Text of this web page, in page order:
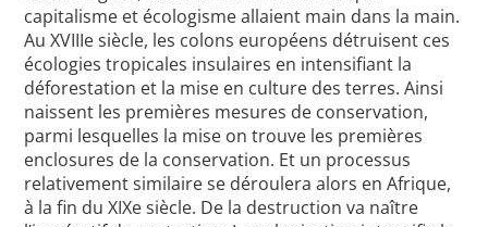
capitalisme et écologisme allaient main dans la main.
Au XVIIIe siècle, les colons européens détruisent ces
écologies tropicales insulaires en intensifiant la
déforestation et la mise en culture des terres. Ainsi
naissent les premières mesures de conservation,
parmi lesquelles la mise on trouve les premières
enclosures de la conservation. Et un processus
relativement similaire se déroulera alors en Afrique,
à la fin du XIXe siècle. De la destruction va naître